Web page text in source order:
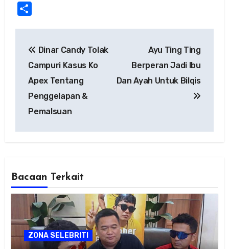
navigation
Dinar Candy Tolak
Campuri Kasus Ko
Apex Tentang
Penggelapan &
Pemalsuan
Ayu Ting Ting
Berperan Jadi Ibu
Dan Ayah Untuk Bilqis
Bacaan Terkait
ZONA SELEBRITI